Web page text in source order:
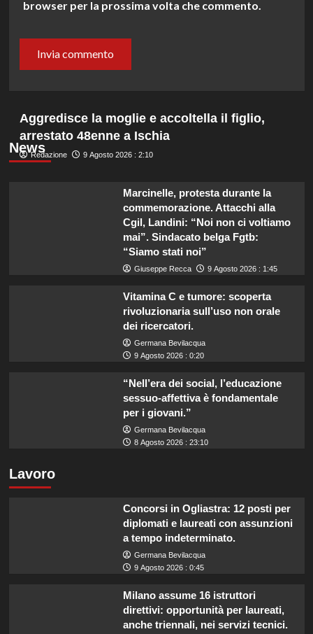
browser per la prossima volta che commento.
News
Aggredisce la moglie e accoltella il figlio,
arrestato 48enne a Ischia
Redazione 9 Agosto 2026 : 2:10
Marcinelle, protesta durante la
commemorazione. Attacchi alla
Cgil, Landini: “Noi non ci voltiamo
mai”. Sindacato belga Fgtb:
“Siamo stati noi”
Giuseppe Recca 9 Agosto 2026 : 1:45
Vitamina C e tumore: scoperta
rivoluzionaria sull’uso non orale
dei ricercatori.
Germana Bevilacqua
9 Agosto 2026 : 0:20
“Nell’era dei social, l’educazione
sessuo-affettiva è fondamentale
per i giovani.”
Germana Bevilacqua
8 Agosto 2026 : 23:10
Lavoro
Concorsi in Ogliastra: 12 posti per
diplomati e laureati con assunzioni
a tempo indeterminato.
Germana Bevilacqua
9 Agosto 2026 : 0:45
Milano assume 16 istruttori
direttivi: opportunità per laureati,
anche triennali, nei servizi tecnici.